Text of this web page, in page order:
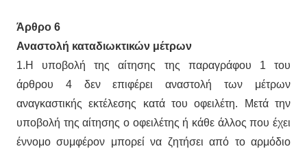
Άρθρο 6
Αναστολή καταδιωκτικών μέτρων
1.Η υποβολή της αίτησης της παραγράφου 1 του
άρθρου 4 δεν επιφέρει αναστολή των μέτρων
αναγκαστικής εκτέλεσης κατά του οφειλέτη. Μετά την
υποβολή της αίτησης ο οφειλέτης ή κάθε άλλος που έχει
έννομο συμφέρον μπορεί να ζητήσει από το αρμόδιο